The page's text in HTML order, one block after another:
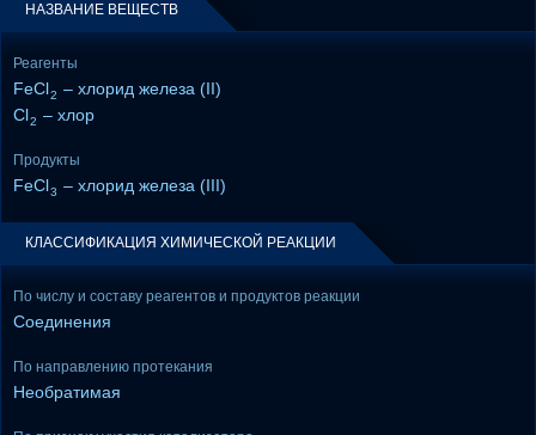
НАЗВАНИЕ ВЕЩЕСТВ
Реагенты
FeCl2 – хлорид железа (II)
Cl2 – хлор
Продукты
FeCl3 – хлорид железа (III)
КЛАССИФИКАЦИЯ ХИМИЧЕСКОЙ РЕАКЦИИ
По числу и составу реагентов и продуктов реакции
Соединения
По направлению протекания
Необратимая